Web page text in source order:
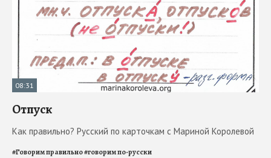
08:31
Отпуск
Как правильно? Русский по карточкам с Мариной Королевой
#Говорим правильно#говорим по-русски